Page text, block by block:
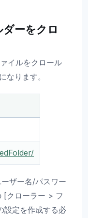
ーをクロ
イルをクロール
なります。
ザー名/パスワー
[クローラー > フ
設定を作成する必